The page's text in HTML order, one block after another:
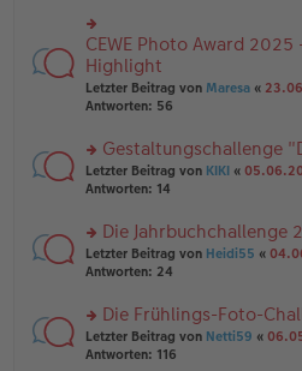
a
g
n
er
B
ei
tr
a
g
el
es
e
n
ei
tr
a
rs
te
r
u
n
el
es
e
B
ei
tr
g
CEWE Photo Award
Highlight
Letzter Beitrag von Maresa «
Antworten: 56
rs
te
n
g
el
e
n
er
Gestaltungschallenge
Letzter Beitrag von KIKI «
Antworten: 14
rs
te
n
g
el
Die Jahrbuchchallenge
Letzter Beitrag von Heidi55 «
Antworten: 24
rs
te
Die Frühlings-Foto-
Letzter Beitrag von Netti59 «
Antworten: 116